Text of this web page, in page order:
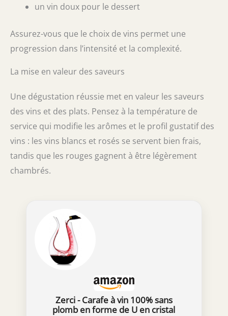
un vin doux pour le dessert
Assurez-vous que le choix de vins permet une
progression dans l’intensité et la complexité.
La mise en valeur des saveurs
Une dégustation réussie met en valeur les saveurs
des vins et des plats. Pensez à la température de
service qui modifie les arômes et le profil gustatif des
vins : les vins blancs et rosés se servent bien frais,
tandis que les rouges gagnent à être légèrement
chambrés.
Zerci - Carafe à vin 100% sans
plomb en forme de U en cristal